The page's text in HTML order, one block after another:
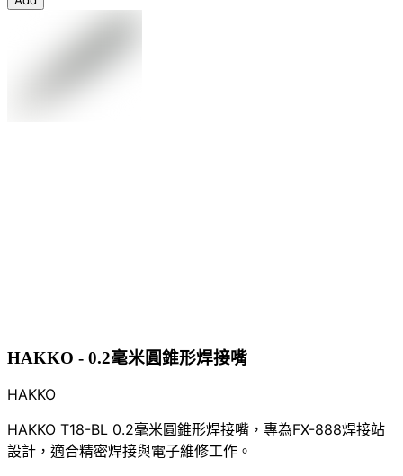
HAKKO - 0.2毫米圓錐形焊接嘴
HAKKO
HAKKO T18-BL 0.2毫米圓錐形焊接嘴，專為FX-888焊接站
設計，適合精密焊接與電子維修工作。